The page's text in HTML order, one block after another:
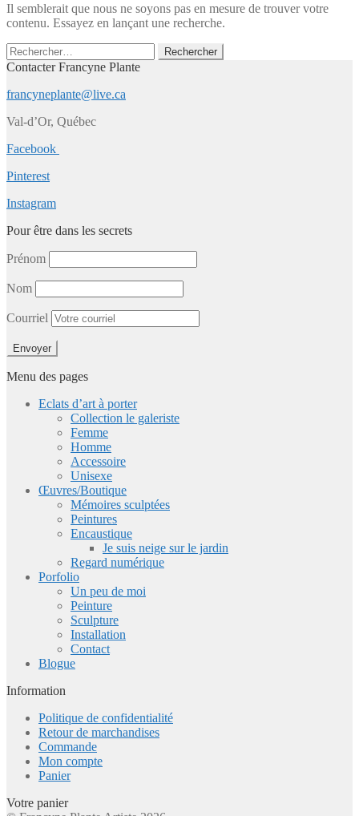
Il semblerait que nous ne soyons pas en mesure de trouver votre
contenu. Essayez en lançant une recherche.
Rechercher :
Contacter Francyne Plante
francyneplante@live.ca
Val-d’Or, Québec
Facebook
Pinterest
Instagram
Pour être dans les secrets
Prénom
Nom
Courriel
Menu des pages
Eclats d’art à porter
Collection le galeriste
Femme
Homme
Accessoire
Unisexe
Œuvres/Boutique
Mémoires sculptées
Peintures
Encaustique
Je suis neige sur le jardin
Regard numérique
Porfolio
Un peu de moi
Peinture
Sculpture
Installation
Contact
Blogue
Information
Politique de confidentialité
Retour de marchandises
Commande
Mon compte
Panier
Votre panier